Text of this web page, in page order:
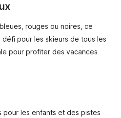
rouges ou noires, ce
pour les skieurs de tous les
pour profiter des vacances
pour les enfants et des pistes